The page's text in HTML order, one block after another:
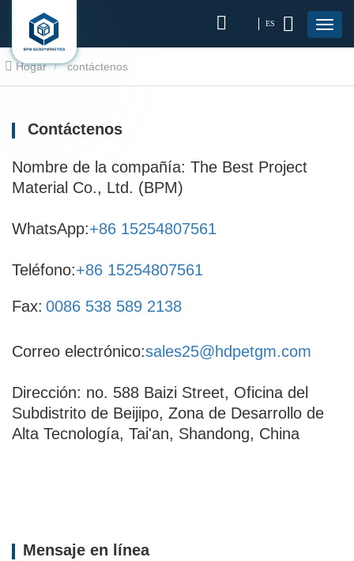
ES
Hogar contáctenos
Contáctenos
Nombre de la compañía: The Best Project
Material Co., Ltd. (BPM)
WhatsApp:+86 15254807561
Teléfono:+86 15254807561
Fax: 0086 538 589 2138
Correo electrónico:sales25@hdpetgm.com
Dirección: no. 588 Baizi Street, Oficina del
Subdistrito de Beijipo, Zona de Desarrollo de
Alta Tecnología, Tai'an, Shandong, China
Mensaje en línea